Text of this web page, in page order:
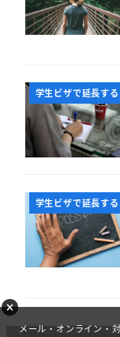
学生ビザで延長する
学生ビザで延長する
メール・オンライン・